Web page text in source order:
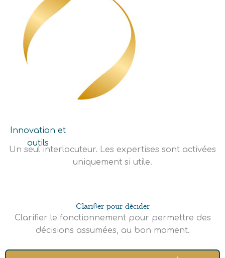
Innovation et
outils
Un seul interlocuteur. Les expertises sont activées
uniquement si utile.
Clarifier pour décider
Clarifier le fonctionnement pour permettre des
décisions assumées, au bon moment.